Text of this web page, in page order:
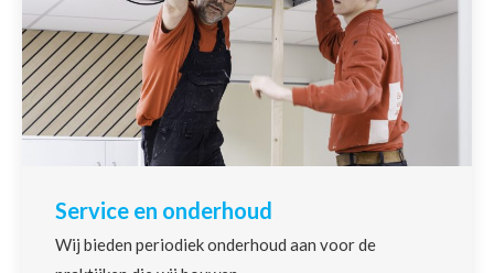
Service en onderhoud
Wij bieden periodiek onderhoud aan voor de